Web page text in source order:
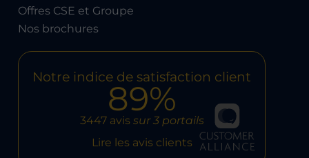
Offres CSE et Groupe
Nos brochures
Notre indice de satisfaction client
89%
3447 avis sur 3 portails
Lire les avis clients